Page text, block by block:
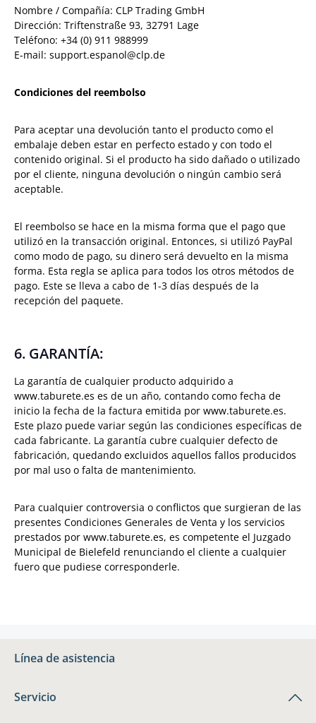
Nombre / Compañía: CLP Trading GmbH
Dirección: Triftenstraße 93, 32791 Lage
Teléfono: +34 (0) 911 988999
E-mail: support.espanol@clp.de
Condiciones del reembolso
Para aceptar una devolución tanto el producto como el
embalaje deben estar en perfecto estado y con todo el
contenido original. Si el producto ha sido dañado o utilizado
por el cliente, ninguna devolución o ningún cambio será
aceptable.
El reembolso se hace en la misma forma que el pago que
utilizó en la transacción original. Entonces, si utilizó PayPal
como modo de pago, su dinero será devuelto en la misma
forma. Esta regla se aplica para todos los otros métodos de
pago. Este se lleva a cabo de 1-3 días después de la
recepción del paquete.
6. GARANTÍA:
La garantía de cualquier producto adquirido a
www.taburete.es es de un año, contando como fecha de
inicio la fecha de la factura emitida por www.taburete.es.
Este plazo puede variar según las condiciones específicas de
cada fabricante. La garantía cubre cualquier defecto de
fabricación, quedando excluidos aquellos fallos producidos
por mal uso o falta de mantenimiento.
Para cualquier controversia o conflictos que surgieran de las
presentes Condiciones Generales de Venta y los servicios
prestados por www.taburete.es, es competente el Juzgado
Municipal de Bielefeld renunciando el cliente a cualquier
fuero que pudiese corresponderle.
Línea de asistencia
Servicio